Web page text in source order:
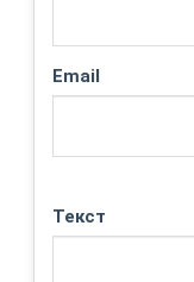
Email
Текст